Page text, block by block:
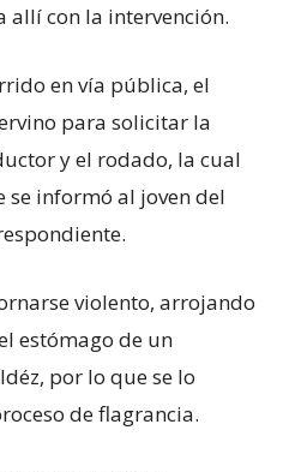
allí con la intervención.
en vía pública, el
para solicitar la
y el rodado, la cual
se informó al joven del
violento, arrojando
estómago de un
por lo que se lo
de flagrancia.